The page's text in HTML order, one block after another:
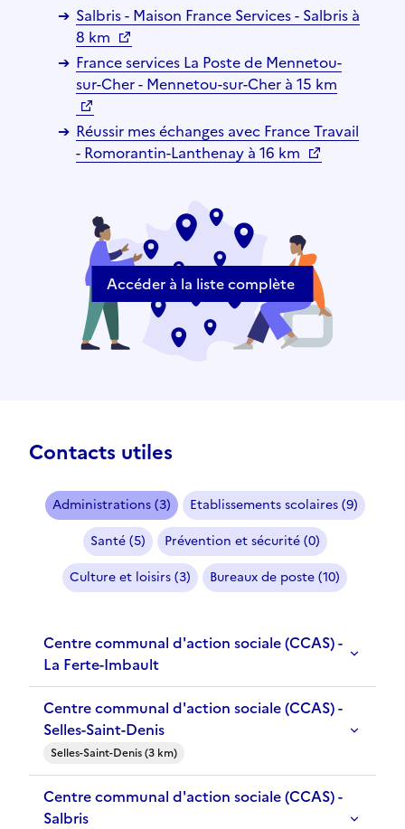
Salbris - Maison France Services - Salbris à
8 km
France services La Poste de Mennetou-
sur-Cher - Mennetou-sur-Cher à 15 km
Réussir mes échanges avec France Travail
- Romorantin-Lanthenay à 16 km
Accéder à la liste complète
Contacts utiles
Administrations (3)
Etablissements scolaires (9)
Santé (5)
Prévention et sécurité (0)
Culture et loisirs (3)
Bureaux de poste (10)
Centre communal d'action sociale (CCAS) -
La Ferte-Imbault
Centre communal d'action sociale (CCAS) -
Selles-Saint-Denis
Selles-Saint-Denis (3 km)
Centre communal d'action sociale (CCAS) -
Salbris